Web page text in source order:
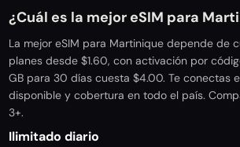
¿Cuál es la mejor eSIM para
La mejor eSIM para Martinique depende de
planes desde $1.60, con activación por
GB para 30 días cuesta $4.00. Te conectas
disponible y cobertura en todo el país.
3+.
Ilimitado diario